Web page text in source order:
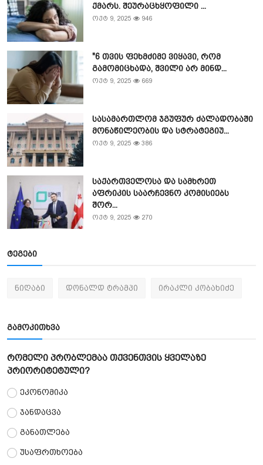
ქმარს. შეურაცხყოფილი ...
ოქტ 9, 2025 946
"6 თვის ფეხმძიმე ვიყავი, რომ
გამომიცხადა, შვილი არ მინდ...
ოქტ 9, 2025 669
სასამართლომ ჯგუფურ ძალადობაში
მონაწილეობის და სტრატეგიუ...
ოქტ 9, 2025 386
საქართველოსა და სამხრეთ
აფრიკის საარჩევნო კომისიებს
შორ...
ოქტ 9, 2025 270
ტეგები
ნიღაბი დონალდ ტრამპი ირაკლი კობახიძე
გამოკითხვა
რომელი პრობლემაა თქვენთვის ყველაზე
პრიორიტეტული?
ეკონომიკა
ჯანდაცვა
განათლება
უსაფრთხოება